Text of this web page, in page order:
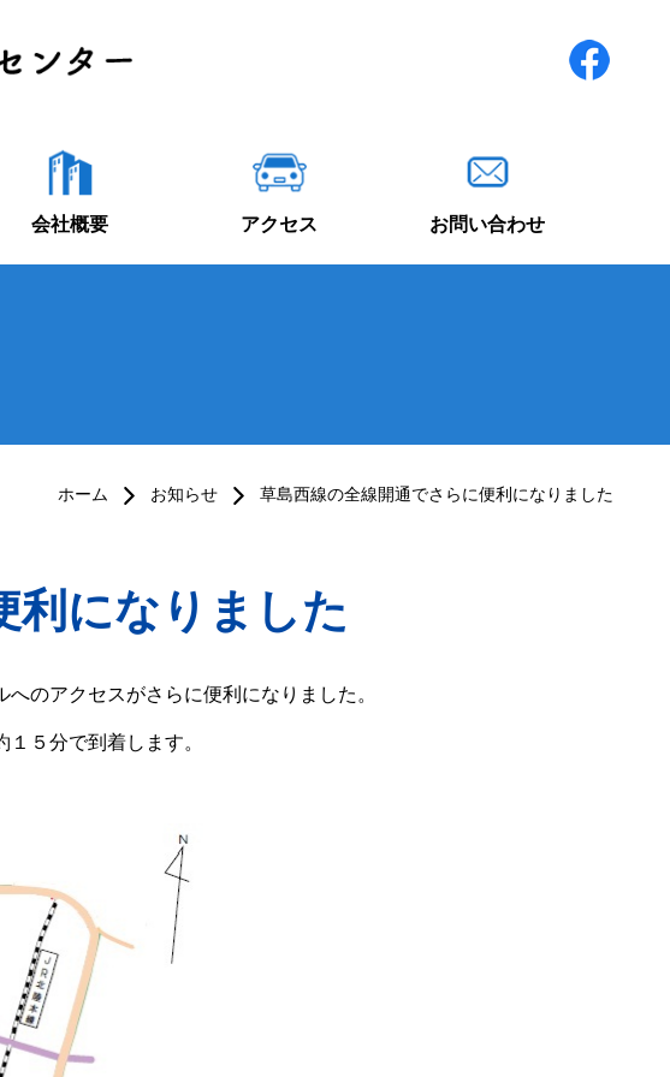
会社概要 アクセス お問い合わせ
ホーム お知らせ 草島西線の全線開通でさらに便利になりました
利になりました
のアクセスがさらに便利になりました。
５分で到着します。